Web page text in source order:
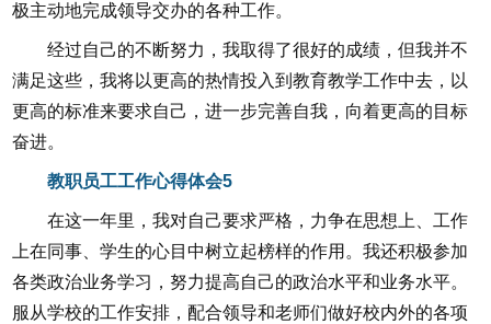
极主动地完成领导交办的各种工作。
经过自己的不断努力，我取得了很好的成绩，但我并不
满足这些，我将以更高的热情投入到教育教学工作中去，以
更高的标准来要求自己，进一步完善自我，向着更高的目标
奋进。
教职员工工作心得体会5
在这一年里，我对自己要求严格，力争在思想上、工作
上在同事、学生的心目中树立起榜样的作用。我还积极参加
各类政治业务学习，努力提高自己的政治水平和业务水平。
服从学校的工作安排，配合领导和老师们做好校内外的各项